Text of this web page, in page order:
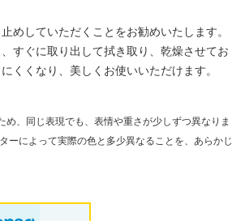
めしていただくことをお勧めいたします。
すぐに取り出して拭き取り、乾燥させてお
くくなり、美しくお使いいただけます。
、同じ表現でも、表情や重さが少しずつ異なりま
ーによって実際の色と多少異なることを、あらかじ